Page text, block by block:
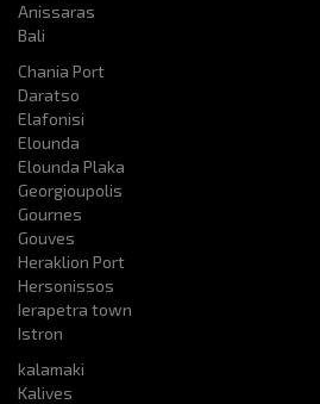
Anissaras
Bali
Chania Port
Daratso
Elafonisi
Elounda
Elounda Plaka
Georgioupolis
Gournes
Gouves
Heraklion Port
Hersonissos
Ierapetra town
Istron
kalamaki
Kalives